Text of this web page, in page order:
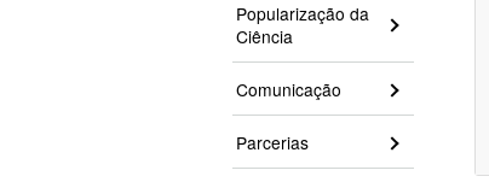
Popularização da
Ciência
Comunicação
Parcerias